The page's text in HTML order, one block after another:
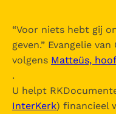
“Voor niets hebt gij
geven.” Evangelie
volgens Matteüs,
.
U helpt
InterKerk) financieel
De Bijbel
Inhoudsopgave